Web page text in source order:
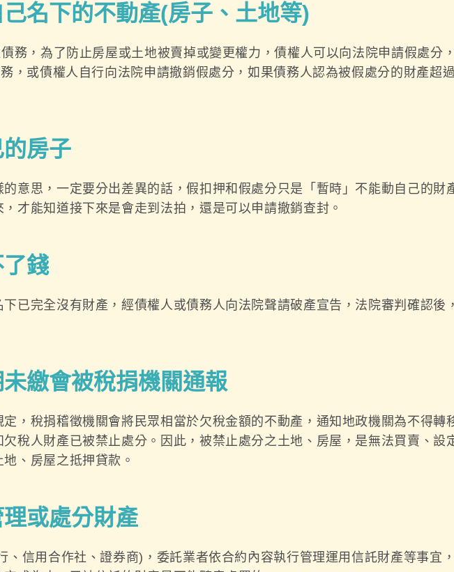
名下的不動產(房子、土地等)
務，為了防止房屋或土地被賣掉或變更權力，債權人可以向法院申請假處分
，或債權人自行向法院申請撤銷假處分，如果債務人認為被假處分的財產超
房子
意思，一定要分出差異的話，假扣押和假處分只是「暫時」不能動自己的財
才能知道接下來是會走到法拍，還是可以申請撤銷查封。
錢
已完全沒有財產，經債權人或債務人向法院聲請破產宣告，法院審判確認後
繳會被稅捐機關通報
，稅捐稽徵機關會將民眾相當於欠稅金額的不動產，通知地政機關為不得轉
稅人財產已被禁止處分。因此，被禁止處分之土地、房屋，是無法買賣、設
、房屋之抵押貸款。
或處分財產
、信用合作社、證券商)，委託業者依合約內容執行管理運用信託財產等事宜